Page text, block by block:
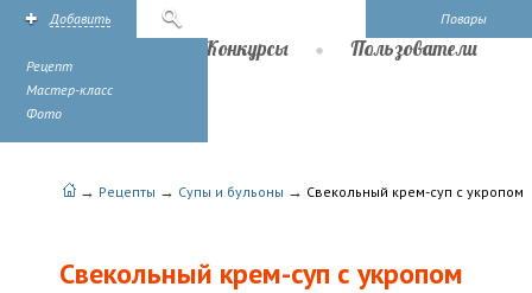
Повары
Добавить
Рецепт
Мастер-класс
Фото
Конкурсы Пользователи
→ Рецепты → Супы и бульоны → Свекольный крем-суп с укропом
Свекольный крем-суп с укропом